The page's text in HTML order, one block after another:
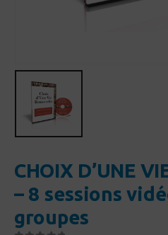
CHOIX D’UNE
– 8 sessions
groupes